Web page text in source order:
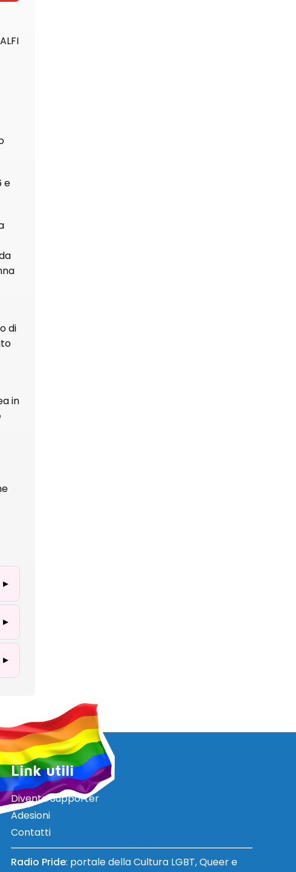
e
di
in
▸
▸
▸
Link utili
Diventa Supporter
Adesioni
Contatti
Radio Pride: portale della Cultura LGBT, Queer e